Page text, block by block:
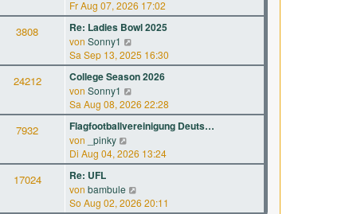
r
a
g
e
i
r
a
g
t
e
B
e
i
r
a
g
e
u
e
t
e
B
e
i
r
a
Fr Aug 07, 2026 17:02
3808 Re: Ladies Bowl 2025
von Sonny1
e
u
e
t
e
B
e
t
r
Sa Sep 13, 2025 16:30
24212 College Season 2026
von Sonny1
e
u
e
t
r
B
e
Sa Aug 08, 2026 22:28
7932 Flagfootballvereinigung Deuts…
von _pinky
e
u
s
t
Di Aug 04, 2026 13:24
17024 Re: UFL
von bambule
e
So Aug 02, 2026 20:11